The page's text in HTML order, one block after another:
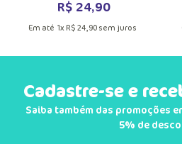
R$ 24,90
Em até 1x R$ 24,90sem juros
Cadastre-se e
Saiba também das promoções
5% de